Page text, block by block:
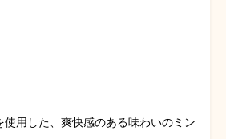
用した、爽快感のある味わいのミン